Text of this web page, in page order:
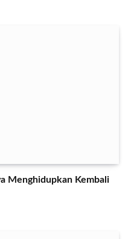
Menghidupkan Kembali